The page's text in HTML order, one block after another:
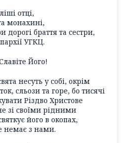
отці,
монахині,
дорогі браття та сестри,
УГКЦ.
Його!
несуть у собі, окрім
сльози та горе, бо тисячі
Різдво Христове
зі своїми рідними
його в окопах,
немає з нами.